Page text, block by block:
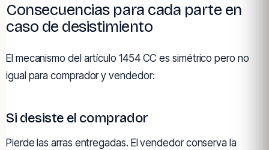
Consecuencias para cada parte en
caso de desistimiento
El mecanismo del artículo 1454 CC es simétrico pero no
igual para comprador y vendedor:
Si desiste el comprador
Pierde las arras entregadas. El vendedor conserva la